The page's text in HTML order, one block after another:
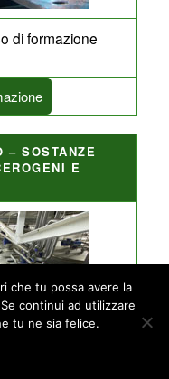
di formazione
– SOSTANZE
E
che tu possa avere la
continui ad utilizzare
tu ne sia felice.